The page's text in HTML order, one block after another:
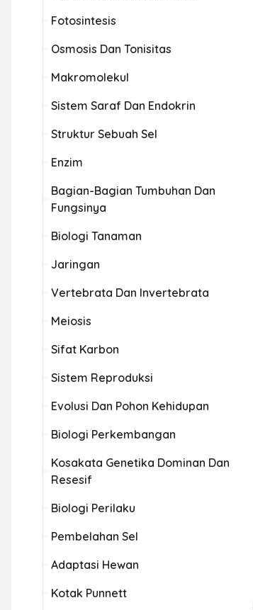
Fotosintesis
Osmosis Dan Tonisitas
Makromolekul
Sistem Saraf Dan Endokrin
Struktur Sebuah Sel
Enzim
Bagian-Bagian Tumbuhan Dan
Fungsinya
Biologi Tanaman
Jaringan
Vertebrata Dan Invertebrata
Meiosis
Sifat Karbon
Sistem Reproduksi
Evolusi Dan Pohon Kehidupan
Biologi Perkembangan
Kosakata Genetika Dominan Dan
Resesif
Biologi Perilaku
Pembelahan Sel
Adaptasi Hewan
Kotak Punnett